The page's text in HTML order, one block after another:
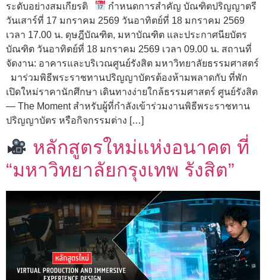
ระดับอย่างสมเกียรติ
กำหนดการสำคัญ บัณฑิตปริญญาตรี
วันเสาร์ที่ 17 มกราคม 2569 วันอาทิตย์ที่ 18 มกราคม 2569
เวลา 17.00 น. ดุษฎีบัณฑิต, มหาบัณฑิต และประกาศนียบัตร
บัณฑิต วันอาทิตย์ที่ 18 มกราคม 2569 เวลา 09.00 น. สถานที่
จัดงาน: อาคารและบริเวณศูนย์รังสิต มหาวิทยาลัยธรรมศาสตร์
มาร่วมพิธีพระราชทานปริญญาบัตรต้องห้ามพลาดกับ ที่พัก
เปิดใหม่ราคานักศึกษา เดินทางง่ายใกล้ธรรมศาสตร์ ศูนย์รังสิต
— The Moment สำหรับผู้ที่กำลังเข้าร่วมงานพิธีพระราชทาน
ปริญญาบัตร หรือกิจกรรมต่าง […]
หลักสูตรใหม่แห่งอนาคต ที่
“มหาวิทยาลัยกรุงเทพ รังสิต”